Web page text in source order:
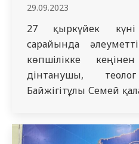
29.09.2023
27 қыркүйек
сарайында
көпшілікке
дінтанушы,
Байжігітұлы Семей
елдің болашағы –
бастап,